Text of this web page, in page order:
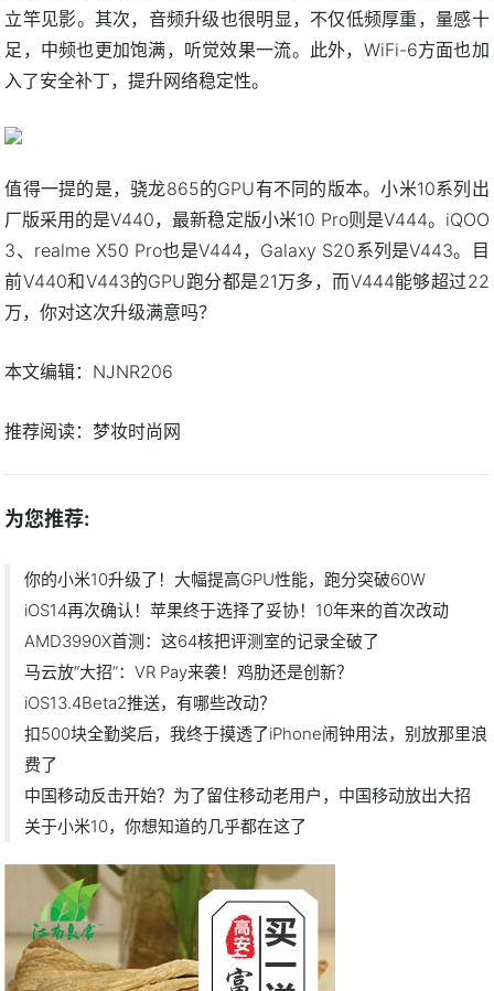
立竿见影。其次，音频升级也很明显，不仅低频厚重，量感十
足，中频也更加饱满，听觉效果一流。此外，WiFi-6方面也加
入了安全补丁，提升网络稳定性。
值得一提的是，骁龙865的GPU有不同的版本。小米10系列出
厂版采用的是V440，最新稳定版小米10 Pro则是V444。iQOO
3、realme X50 Pro也是V444，Galaxy S20系列是V443。目
前V440和V443的GPU跑分都是21万多，而V444能够超过22
万，你对这次升级满意吗？
本文编辑：NJNR206
推荐阅读： 梦妆时尚网
为您推荐:
你的小米10升级了！大幅提高GPU性能，跑分突破60W
iOS14再次确认！苹果终于选择了妥协！10年来的首次改动
AMD3990X首测：这64核把评测室的记录全破了
马云放“大招”：VR Pay来袭！鸡肋还是创新？
iOS13.4Beta2推送，有哪些改动？
扣500块全勤奖后，我终于摸透了iPhone闹钟用法，别放那里浪
费了
中国移动反击开始？为了留住移动老用户，中国移动放出大招
关于小米10，你想知道的几乎都在这了